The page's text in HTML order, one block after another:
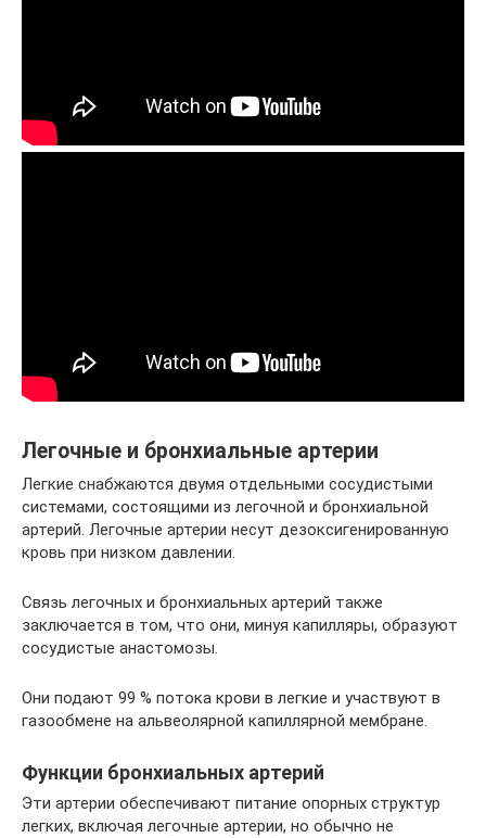
Легочные и бронхиальные артерии
Легкие снабжаются двумя отдельными сосудистыми
системами, состоящими из легочной и бронхиальной
артерий. Легочные артерии несут дезоксигенированную
кровь при низком давлении.
Связь легочных и бронхиальных артерий также
заключается в том, что они, минуя капилляры, образуют
сосудистые анастомозы.
Они подают 99 % потока крови в легкие и участвуют в
газообмене на альвеолярной капиллярной мембране.
Функции бронхиальных артерий
Эти артерии обеспечивают питание опорных структур
легких, включая легочные артерии, но обычно не